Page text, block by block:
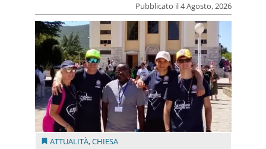
Pubblicato il 4 Agosto, 2026
ATTUALITÀ,CHIESA